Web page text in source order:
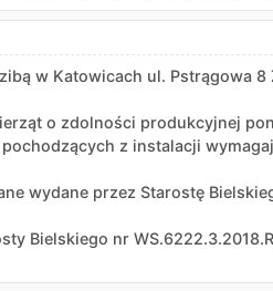
w Katowicach ul. Pstrągowa 8
o zdolności produkcyjnej
z instalacji
wydane przez Starostę
Bielskiego nr